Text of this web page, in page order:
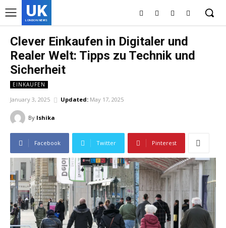
UK
LONDON NEWS
Clever Einkaufen in Digitaler und
Realer Welt: Tipps zu Technik und
Sicherheit
EINKAUFEN
January 3, 2025 Updated: May 17, 2025
By Ishika
Facebook Twitter Pinterest